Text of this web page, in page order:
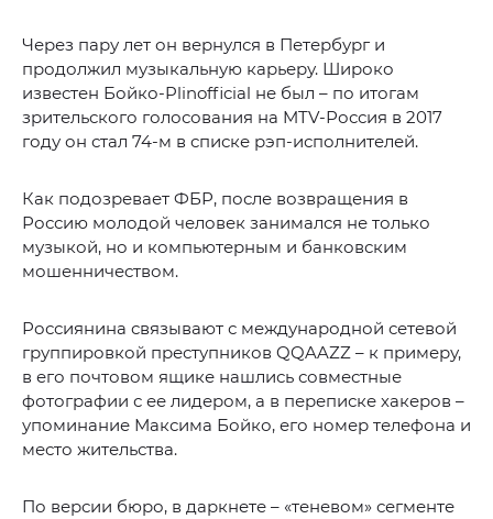
Через пару лет он вернулся в Петербург и
продолжил музыкальную карьеру. Широко
известен Бойко-Plinofficial не был – по итогам
зрительского голосования на MTV-Россия в 2017
году он стал 74-м в списке рэп-исполнителей.
Как подозревает ФБР, после возвращения в
Россию молодой человек занимался не только
музыкой, но и компьютерным и банковским
мошенничеством.
Россиянина связывают с международной сетевой
группировкой преступников QQAAZZ – к примеру,
в его почтовом ящике нашлись совместные
фотографии с ее лидером, а в переписке хакеров –
упоминание Максима Бойко, его номер телефона и
место жительства.
По версии бюро, в даркнете – «теневом» сегменте